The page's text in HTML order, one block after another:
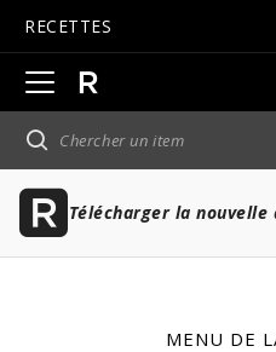
RECETTES
Ouvrir
la
navigation
principale
Télécharger la nouvelle
MENU DE